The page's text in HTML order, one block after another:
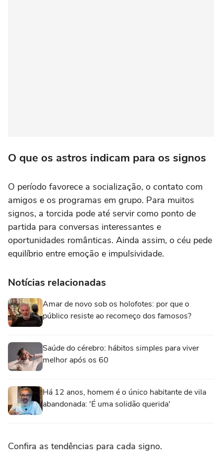
O que os astros indicam para os signos
O período favorece a socialização, o contato com
amigos e os programas em grupo. Para muitos
signos, a torcida pode até servir como ponto de
partida para conversas interessantes e
oportunidades românticas. Ainda assim, o céu pede
equilíbrio entre emoção e impulsividade.
Notícias relacionadas
Amar de novo sob os holofotes: por que o
público resiste ao recomeço dos famosos?
Saúde do cérebro: hábitos simples para viver
melhor após os 60
Há 12 anos, homem é o único habitante de vila
abandonada: 'É uma solidão querida'
Confira as tendências para cada signo.